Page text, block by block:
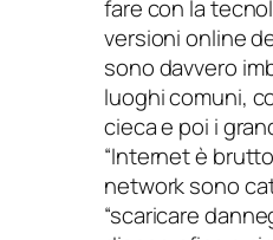
fare con la
versioni online
sono davvero
luoghi comuni,
cieca e poi i
“Internet è
network sono
“scaricare